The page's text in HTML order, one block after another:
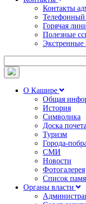
Контакты
Телефонный
Горячая
Полезные
Экстренные
О Кашире
Общая
История
Символика
Доска почета
Туризм
Города-
СМИ
Новости
Фотогалерея
Список
Органы власти